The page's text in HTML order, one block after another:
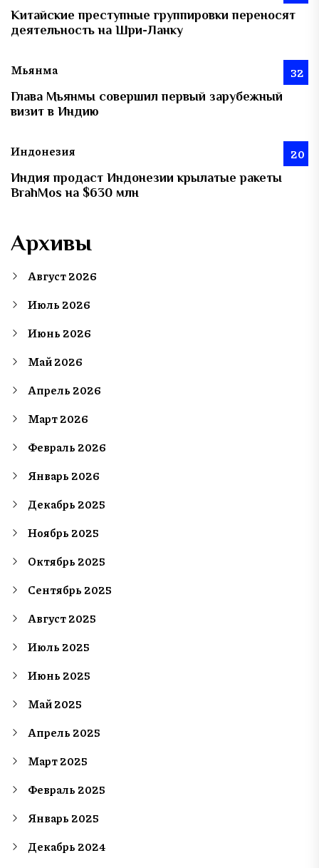
Китайские преступные группировки переносят
деятельность на Шри-Ланку
Мьянма 32
Глава Мьянмы совершил первый зарубежный
визит в Индию
Индонезия 20
Индия продаст Индонезии крылатые ракеты
BrahMos на $630 млн
Архивы
Август 2026
Июль 2026
Июнь 2026
Май 2026
Апрель 2026
Март 2026
Февраль 2026
Январь 2026
Декабрь 2025
Ноябрь 2025
Октябрь 2025
Сентябрь 2025
Август 2025
Июль 2025
Июнь 2025
Май 2025
Апрель 2025
Март 2025
Февраль 2025
Январь 2025
Декабрь 2024